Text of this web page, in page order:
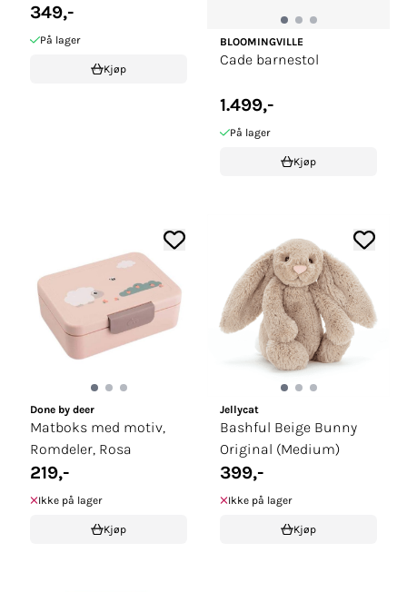
349,-
På lager
Kjøp
BLOOMINGVILLE
Cade barnestol
1.499,-
På lager
Kjøp
Done by deer
Matboks med motiv,
Romdeler, Rosa
219,-
Ikke på lager
Kjøp
Jellycat
Bashful Beige Bunny
Original (Medium)
399,-
Ikke på lager
Kjøp